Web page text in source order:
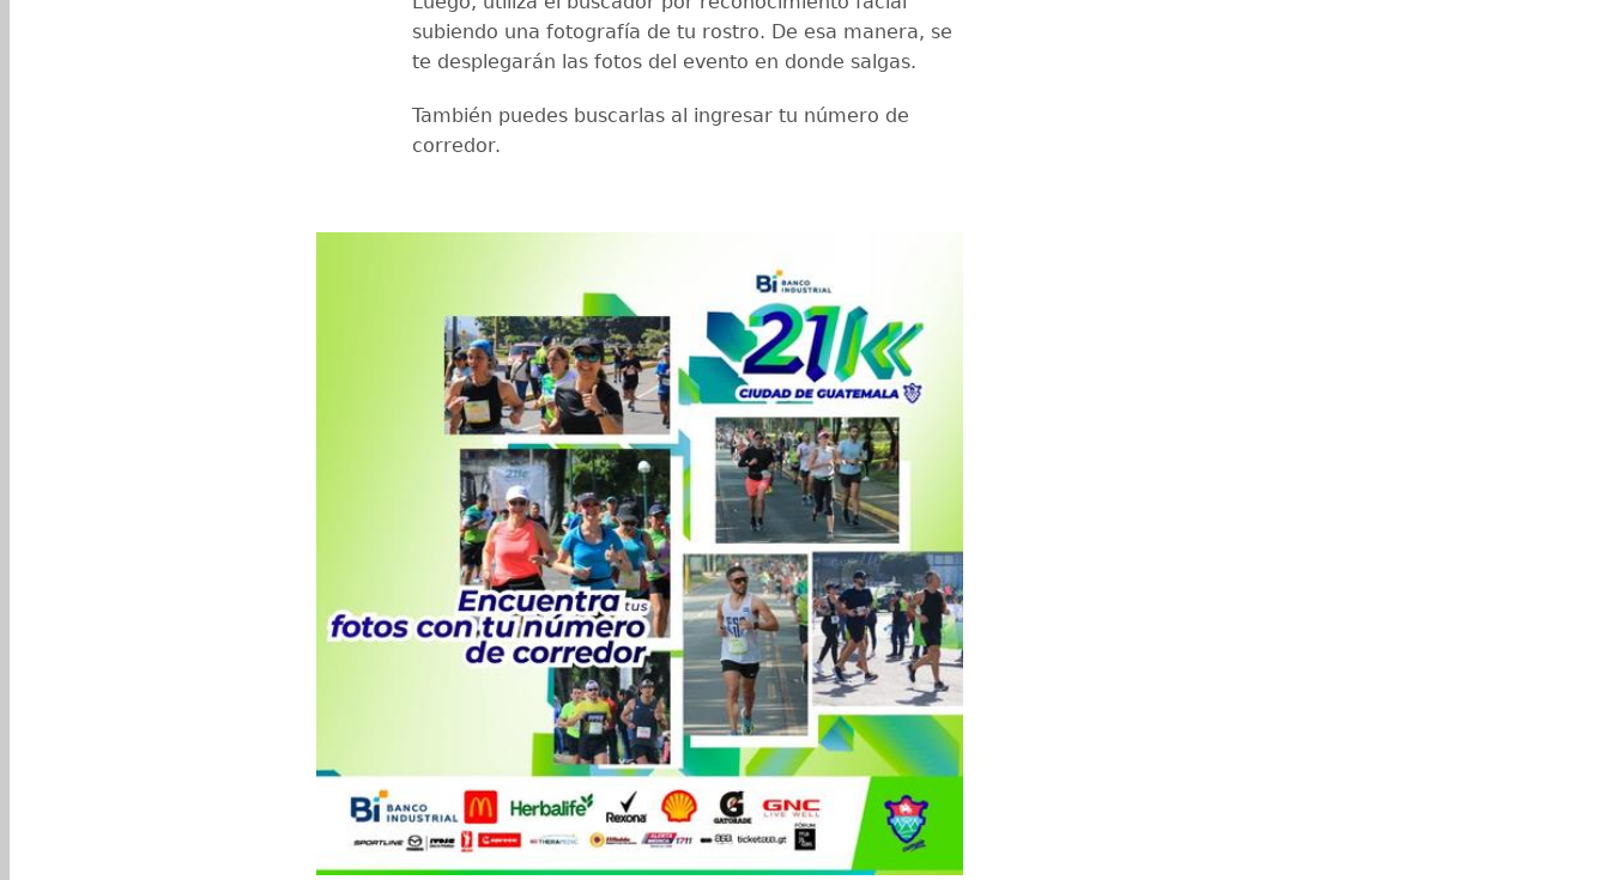
subiendo una fotografía de tu rostro. De esa manera, se
te desplegarán las fotos del evento en donde salgas.
También puedes buscarlas al ingresar tu número de
corredor.